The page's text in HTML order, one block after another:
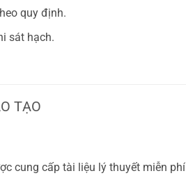
quy định.
sát hạch.
TẠO
cung cấp tài liệu lý thuyết miễn